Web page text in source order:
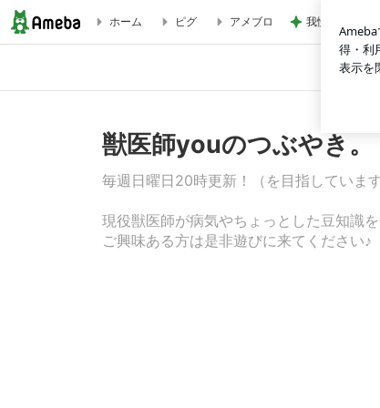
【フクロモモンガ】３大疾患 気になったら徹底的に
ホーム ピグ アメブロ 我慢せず1年で
獣医師youのつぶやき。
毎週日曜日20時更新！（を目指しています
現役獣医師が病気やちょっとした豆知識
ご興味ある方は是非遊びに来てください♪